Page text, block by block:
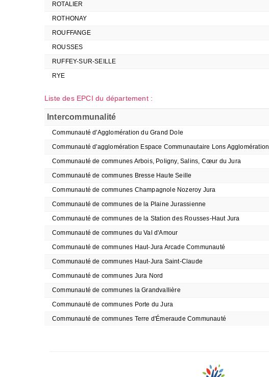
ROTALIER
ROTHONAY
ROUFFANGE
ROUSSES
RUFFEY-SUR-SEILLE
RYE
Liste des EPCI du département :
Intercommunalité
Communauté d'Agglomération du Grand Dole
Communauté d'agglomération Espace Communautaire Lons Agglomération
Communauté de communes Arbois, Poligny, Salins, Cœur du Jura
Communauté de communes Bresse Haute Seille
Communauté de communes Champagnole Nozeroy Jura
Communauté de communes de la Plaine Jurassienne
Communauté de communes de la Station des Rousses-Haut Jura
Communauté de communes du Val d'Amour
Communauté de communes Haut-Jura Arcade Communauté
Communauté de communes Haut-Jura Saint-Claude
Communauté de communes Jura Nord
Communauté de communes la Grandvallière
Communauté de communes Porte du Jura
Communauté de communes Terre d'Émeraude Communauté